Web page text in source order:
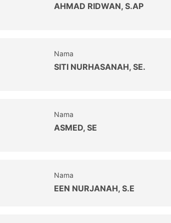
AHMAD RIDWAN, S.AP
Nama
SITI NURHASANAH, SE.
Nama
ASMED, SE
Nama
EEN NURJANAH, S.E